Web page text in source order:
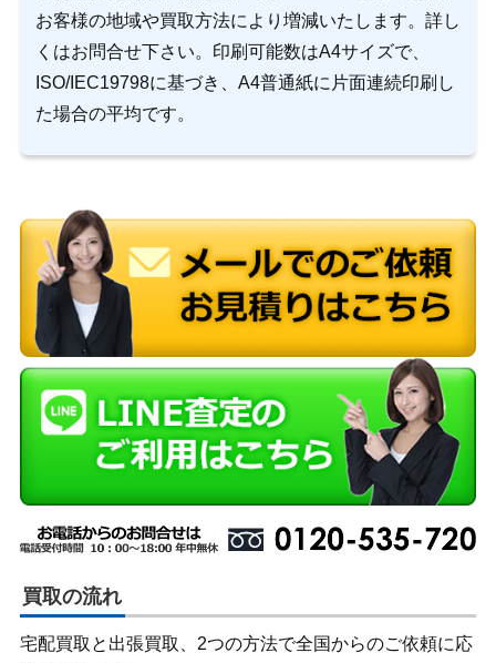
お客様の地域や買取方法により増減いたします。詳し
くはお問合せ下さい。印刷可能数はA4サイズで、
ISO/IEC19798に基づき、A4普通紙に片面連続印刷し
た場合の平均です。
買取の流れ
宅配買取と出張買取、2つの方法で全国からのご依頼に応